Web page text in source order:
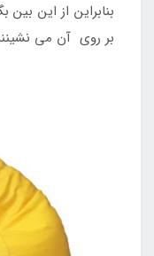
بنابراین از این
بر روی آن می